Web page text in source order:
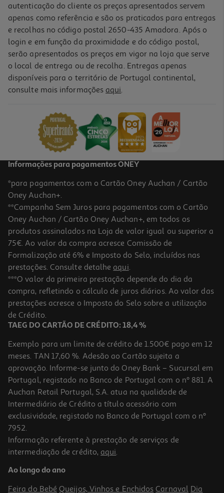
Perfume Iap Pharma Senhora Nº92 150 Ml
15,40 €
Perfume Iap Pharma Senhora Nº89 150 Ml
102.67 €/Lt
15,40 €
Perfume Iap Pharma Homem Nº51 150ml
102.67 €/Lt
autenticação do cliente os preços apresentados servem
apenas como referência e são os praticados para entregas
e recolhas no código postal 2650-435 Amadora. Após o
login e em função da proximidade e do código postal,
serão apresentados os preços em vigor na loja que serve
o local de entrega ou de recolha. Entregas apenas
disponíveis para o território de Portugal continental,
consulte mais informações aqui.
Informações para pagamentos ONEY
*para pagamentos com o Cartão Oney Auchan / Cartão
Oney Auchan+.
**Campanha Sem Juros para pagamentos com o Cartão
Oney Auchan / Cartão Oney Auchan+, em todos os
produtos assinalados na Loja de valor igual ou superior a
75€. Ao valor da compra acresce Comissão de
Formalização até 6% e Imposto do Selo, incluídos nas
prestações. Consulte detalhe aqui.
***O valor da primeira prestação depende do dia da
compra, refletindo o cálculo de juros diários. Ao valor das
prestações acresce o Imposto do Selo sobre a utilização
de Crédito.
TAEG DO CARTÃO DE CRÉDITO: 18,4 %
Exemplo para um limite de crédito de 1.500€ pago em 12
meses. TAN 17,60 %. Adesão ao Cartão sujeita a
aprovação. Informe-se junto do Oney Bank – Sucursal em
Portugal, registado no Banco de Portugal com o nº 881. A
Auchan Retail Portugal, S.A. atua na qualidade de
Intermediário de Crédito a título acessório com
exclusividade, registado no Banco de Portugal com o nº
7952.
Informação referente à prestação de serviços de
intermediação de crédito, aqui.
Ao longo do ano
Feira do Bebé Queijos, Vinhos e Enchidos Carnaval Dia